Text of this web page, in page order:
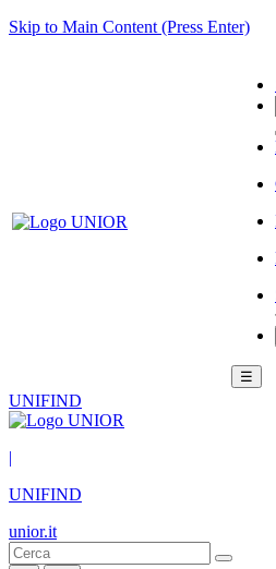
Skip to Main Content (Press Enter)
☰
UNIFIND
|
UNIFIND
unior.it